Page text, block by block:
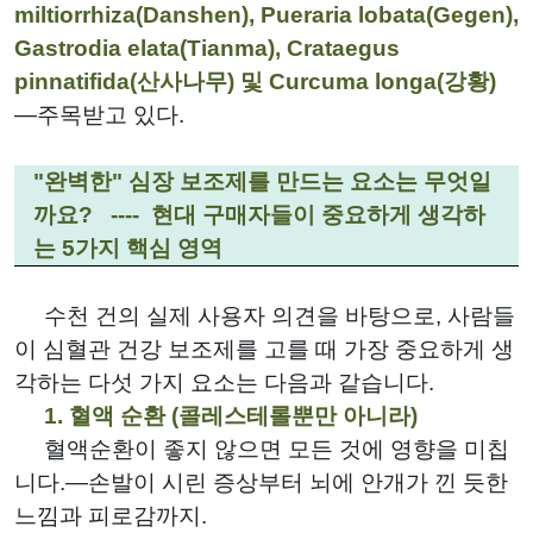
miltiorrhiza(Danshen), Pueraria lobata(Gegen),
Gastrodia elata(Tianma), Crataegus
pinnatifida(산사나무) 및 Curcuma longa(강황)
—주목받고 있다.
"완벽한" 심장 보조제를 만드는 요소는 무엇일
까요?
---- 현대 구매자들이 중요하게 생각하
는 5가지 핵심 영역
수천 건의 실제 사용자 의견을 바탕으로, 사람들
이 심혈관 건강 보조제를 고를 때 가장 중요하게 생
각하는 다섯 가지 요소는 다음과 같습니다.
1. 혈액 순환 (콜레스테롤뿐만 아니라)
혈액순환이 좋지 않으면 모든 것에 영향을 미칩
니다.—손발이 시린 증상부터 뇌에 안개가 낀 듯한
느낌과 피로감까지.